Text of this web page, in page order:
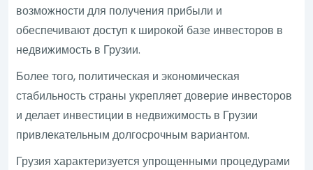
возможности для получения прибыли и
обеспечивают доступ к широкой базе инвесторов в
недвижимость в Грузии.
Более того, политическая и экономическая
стабильность страны укрепляет доверие инвесторов
и делает инвестиции в недвижимость в Грузии
привлекательным долгосрочным вариантом.
Грузия характеризуется упрощенными процедурами